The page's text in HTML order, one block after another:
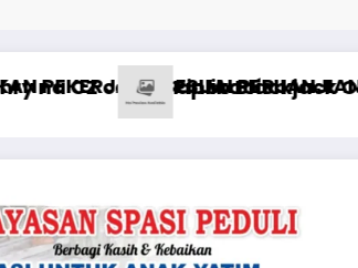
– BetAz Oyununa İcmal
Rombongan di TMPDirut